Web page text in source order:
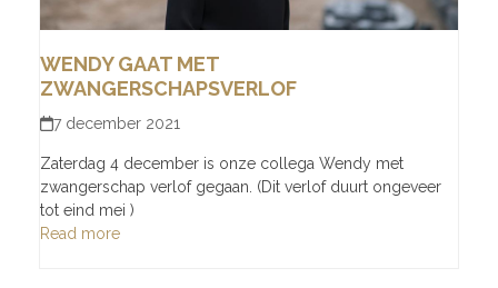
WENDY GAAT MET
ZWANGERSCHAPSVERLOF
7 december 2021
Zaterdag 4 december is onze collega Wendy met
zwangerschap verlof gegaan. (Dit verlof duurt ongeveer
tot eind mei )
Read more